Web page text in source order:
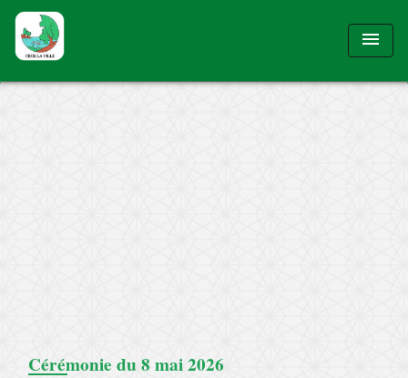
menu
Cérémonie du 8 mai 2026